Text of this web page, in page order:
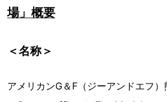
場」概要
＜名称＞
アメリカンG＆F（ジーアンドエフ